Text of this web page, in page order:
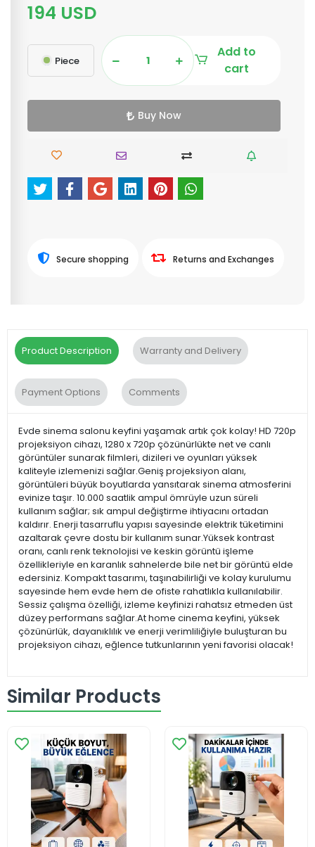
194 USD
Piece
Add to
cart
Buy Now
Secure shopping Returns and Exchanges
Product Description Warranty and Delivery
Payment Options Comments
Evde sinema salonu keyfini yaşamak artık çok kolay! HD 720p
projeksiyon cihazı, 1280 x 720p çözünürlükte net ve canlı
görüntüler sunarak filmleri, dizileri ve oyunları yüksek
kaliteyle izlemenizi sağlar.Geniş projeksiyon alanı,
görüntüleri büyük boyutlarda yansıtarak sinema atmosferini
evinize taşır. 10.000 saatlik ampul ömrüyle uzun süreli
kullanım sağlar; sık ampul değiştirme ihtiyacını ortadan
kaldırır. Enerji tasarruflu yapısı sayesinde elektrik tüketimini
azaltarak çevre dostu bir kullanım sunar.Yüksek kontrast
oranı, canlı renk teknolojisi ve keskin görüntü işleme
özellikleriyle en karanlık sahnelerde bile net bir görüntü elde
edersiniz. Kompakt tasarımı, taşınabilirliği ve kolay kurulumu
sayesinde hem evde hem de ofiste rahatlıkla kullanılabilir.
Sessiz çalışma özelliği, izleme keyfinizi rahatsız etmeden üst
düzey performans sağlar.At home cinema keyfini, yüksek
çözünürlük, dayanıklılık ve enerji verimliliğiyle buluşturan bu
projeksiyon cihazı, eğlence tutkunlarının yeni favorisi olacak!
Similar Products